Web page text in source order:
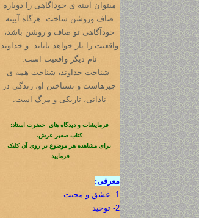
میتوان آیینه ی خودآگاهی را دوباره
صاف وروشن ساخت. هرگاه آیینه
خودآگاهی تو صاف و روشن باشد،
واقعیت را باز خواهد تاباند. و خداوند
نام دیگر واقعیت است.
شناخت خداوند، شناخت همه ی
چیزهاست و نشناختن او، زندگی در
نادانی، تاریکی و مرگ است.
فرمایشات و دیدگاه های حضرت استاد:
کتاب صفیر عرش،
برای مشاهده هر موضوع بر روی آن کلیک
فرمایید.
معرفی:
1- عشق و محبت
2- توحید